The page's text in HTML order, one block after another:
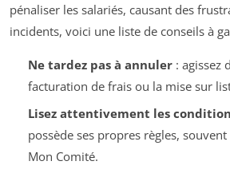
pénaliser les salariés, causant des
incidents, voici une liste de conseils à
Ne tardez pas à annuler: agissez
facturation de frais ou la mise sur
Lisez attentivement les
possède ses propres règles,
Mon Comité.